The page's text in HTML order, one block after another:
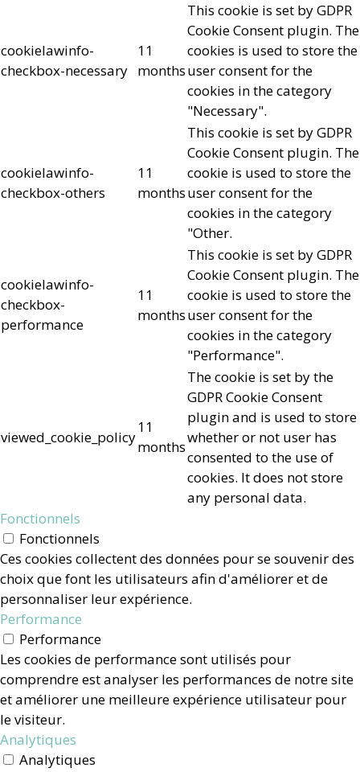
cookielawinfo-
checkbox-necessary
11
months
This cookie is set by GDPR
Cookie Consent plugin. The
cookies is used to store the
user consent for the
cookies in the category
"Necessary".
cookielawinfo-
checkbox-others
11
months
This cookie is set by GDPR
Cookie Consent plugin. The
cookie is used to store the
user consent for the
cookies in the category
"Other.
cookielawinfo-
checkbox-
performance
11
months
This cookie is set by GDPR
Cookie Consent plugin. The
cookie is used to store the
user consent for the
cookies in the category
"Performance".
viewed_cookie_policy
11
months
The cookie is set by the
GDPR Cookie Consent
plugin and is used to store
whether or not user has
consented to the use of
cookies. It does not store
any personal data.
Fonctionnels
Fonctionnels
Ces cookies collectent des données pour se souvenir des
choix que font les utilisateurs afin d'améliorer et de
personnaliser leur expérience.
Performance
Performance
Les cookies de performance sont utilisés pour
comprendre est analyser les performances de notre site
et améliorer une meilleure expérience utilisateur pour
le visiteur.
Analytiques
Analytiques